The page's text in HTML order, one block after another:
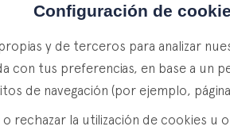
Configuración de
y de terceros para analizar
con tus preferencias, en base a un
de navegación (por ejemplo,
rechazar la utilización de cookies u